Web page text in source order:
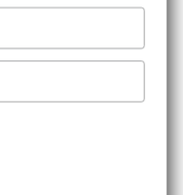
Din e-mail